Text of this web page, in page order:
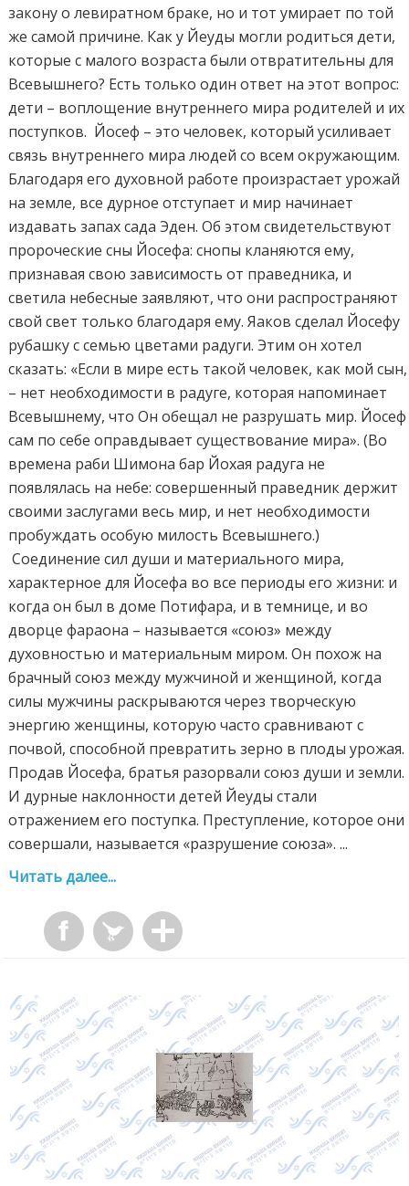
закону о левиратном браке, но и тот умирает по той
же самой причине. Как у Йеуды могли родиться дети,
которые с малого возраста были отвратительны для
Всевышнего? Есть только один ответ на этот вопрос:
дети – воплощение внутреннего мира родителей и их
поступков. Йосеф – это человек, который усиливает
связь внутреннего мира людей со всем окружающим.
Благодаря его духовной работе произрастает урожай
на земле, все дурное отступает и мир начинает
издавать запах сада Эден. Об этом свидетельствуют
пророческие сны Йосефа: снопы кланяются ему,
признавая свою зависимость от праведника, и
светила небесные заявляют, что они распространяют
свой свет только благодаря ему. Яаков сделал Йосефу
рубашку с семью цветами радуги. Этим он хотел
сказать: «Если в мире есть такой человек, как мой сын,
– нет необходимости в радуге, которая напоминает
Всевышнему, что Он обещал не разрушать мир. Йосеф
сам по себе оправдывает существование мира». (Во
времена раби Шимона бар Йохая радуга не
появлялась на небе: совершенный праведник держит
своими заслугами весь мир, и нет необходимости
пробуждать особую милость Всевышнего.)
Соединение сил души и материального мира,
характерное для Йосефа во все периоды его жизни: и
когда он был в доме Потифара, и в темнице, и во
дворце фараона – называется «союз» между
духовностью и материальным миром. Он похож на
брачный союз между мужчиной и женщиной, когда
силы мужчины раскрываются через творческую
энергию женщины, которую часто сравнивают с
почвой, способной превратить зерно в плоды урожая.
Продав Йосефа, братья разорвали союз души и земли.
И дурные наклонности детей Йеуды стали
отражением его поступка. Преступление, которое они
совершали, называется «разрушение союза». ...
Читать далее...